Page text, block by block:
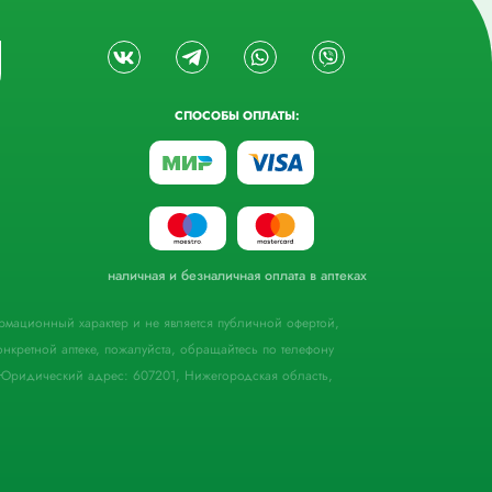
СПОСОБЫ ОПЛАТЫ:
наличная и безналичная оплата в аптеках
характер и не является публичной офертой,
аптеке, пожалуйста, обращайтесь по телефону
адрес: 607201, Нижегородская область,